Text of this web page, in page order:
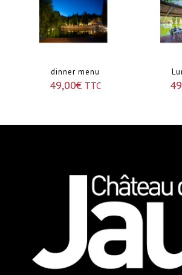
dinner menu
49,00€ TTC